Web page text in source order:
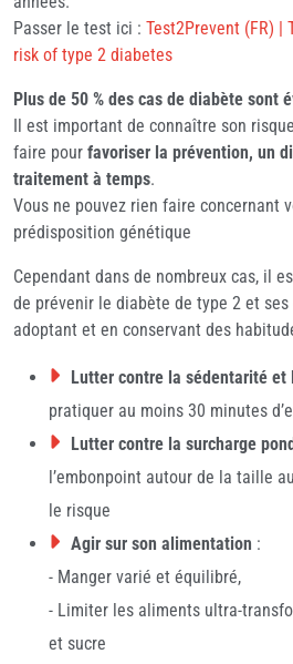
Passer le test ici : Test2Prevent (FR) |
risk of type 2 diabetes
Plus de 50 % des cas de diabète sont
Il est important de connaître son
faire pour favoriser la prévention, un
traitement à temps.
Vous ne pouvez rien faire concernant
prédisposition génétique
Cependant dans de nombreux cas, il
de prévenir le diabète de type 2 et
adoptant et en conservant des
Lutter contre la sédentarité et
pratiquer au moins 30 minutes
Lutter contre la surcharge
l’embonpoint autour de la taille
le risque
Agir sur son alimentation :
- Manger varié et équilibré,
- Limiter les aliments ultra-
et sucre